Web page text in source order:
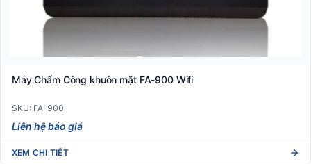
Máy Chấm Công khuôn mặt FA-900 Wifi
SKU: FA-900
Liên hệ báo giá
XEM CHI TIẾT